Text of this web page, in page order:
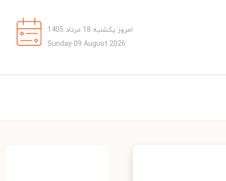
امروز یکشنبه 18 مرداد 1405
Sunday 09 August 2026